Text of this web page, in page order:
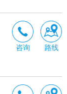
咨询 路线